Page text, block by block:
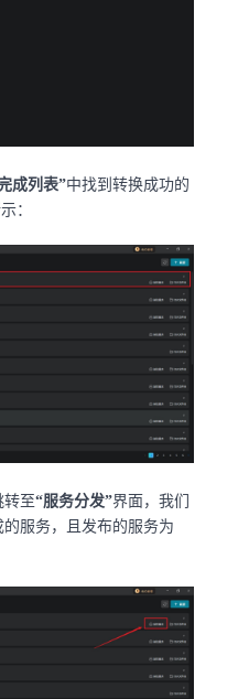
成列表”中找到转换成功的
：
转至“服务分发”界面，我们
服务，且发布的服务为